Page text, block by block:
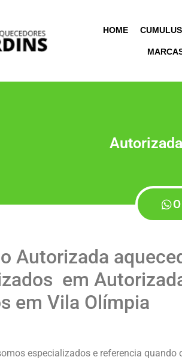
HOME CUMULUS
Autorizada
em
em Vila Olímpia
especializados e referencia